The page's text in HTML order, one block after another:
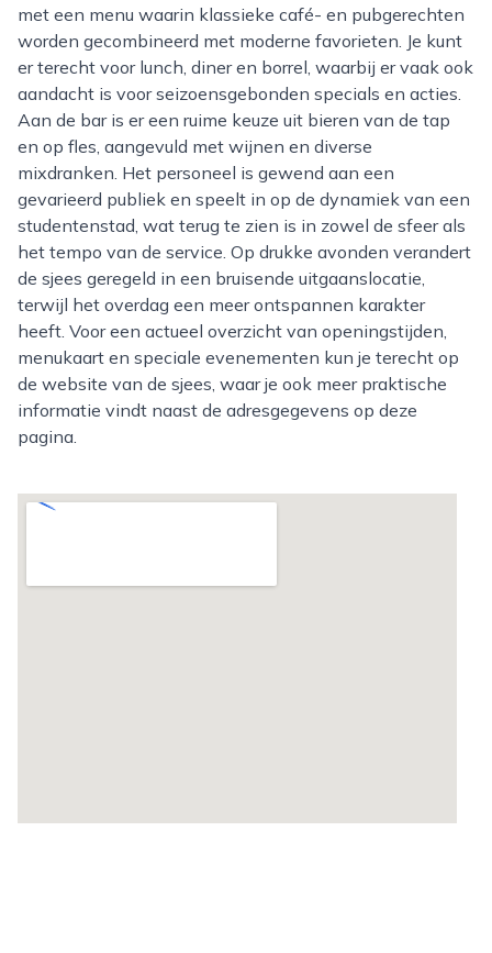
met een menu waarin klassieke café- en pubgerechten
worden gecombineerd met moderne favorieten. Je kunt
er terecht voor lunch, diner en borrel, waarbij er vaak ook
aandacht is voor seizoensgebonden specials en acties.
Aan de bar is er een ruime keuze uit bieren van de tap
en op fles, aangevuld met wijnen en diverse
mixdranken. Het personeel is gewend aan een
gevarieerd publiek en speelt in op de dynamiek van een
studentenstad, wat terug te zien is in zowel de sfeer als
het tempo van de service. Op drukke avonden verandert
de sjees geregeld in een bruisende uitgaanslocatie,
terwijl het overdag een meer ontspannen karakter
heeft. Voor een actueel overzicht van openingstijden,
menukaart en speciale evenementen kun je terecht op
de website van de sjees, waar je ook meer praktische
informatie vindt naast de adresgegevens op deze
pagina.